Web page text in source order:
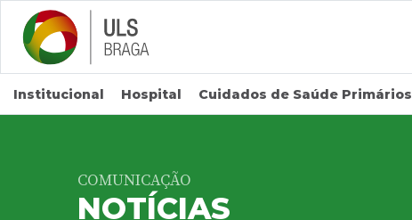
Saltar para conteúdo principal
Institucional Hospital Cuidados de Saúde Primários
COMUNICAÇÃO
NOTÍCIAS